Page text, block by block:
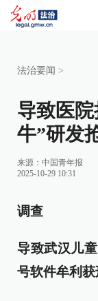
法治要闻 >
导致医
牛”研发
来源： 中国青年报
2025-10-29 10:31
调查
导致武汉儿
号软件牟利获